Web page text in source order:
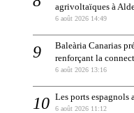
agrivoltaïques à
6 août 2026 14:49
Baleària Canarias
renforçant la
6 août 2026 13:16
Les ports espagnols
6 août 2026 11:12